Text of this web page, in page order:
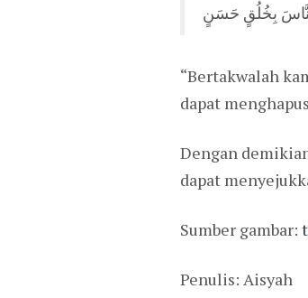
بِخُلُقٍ حَسَنٍ
“Bertakwalah
dapat
Dengan
dapat
Sumber gambar:
Penulis: Aisyah